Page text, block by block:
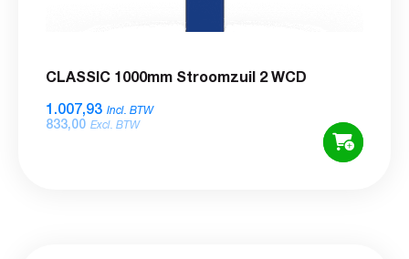
CLASSIC 1000mm Stroomzuil 2 WCD
1.007,93 Incl. BTW
833,00 Excl. BTW